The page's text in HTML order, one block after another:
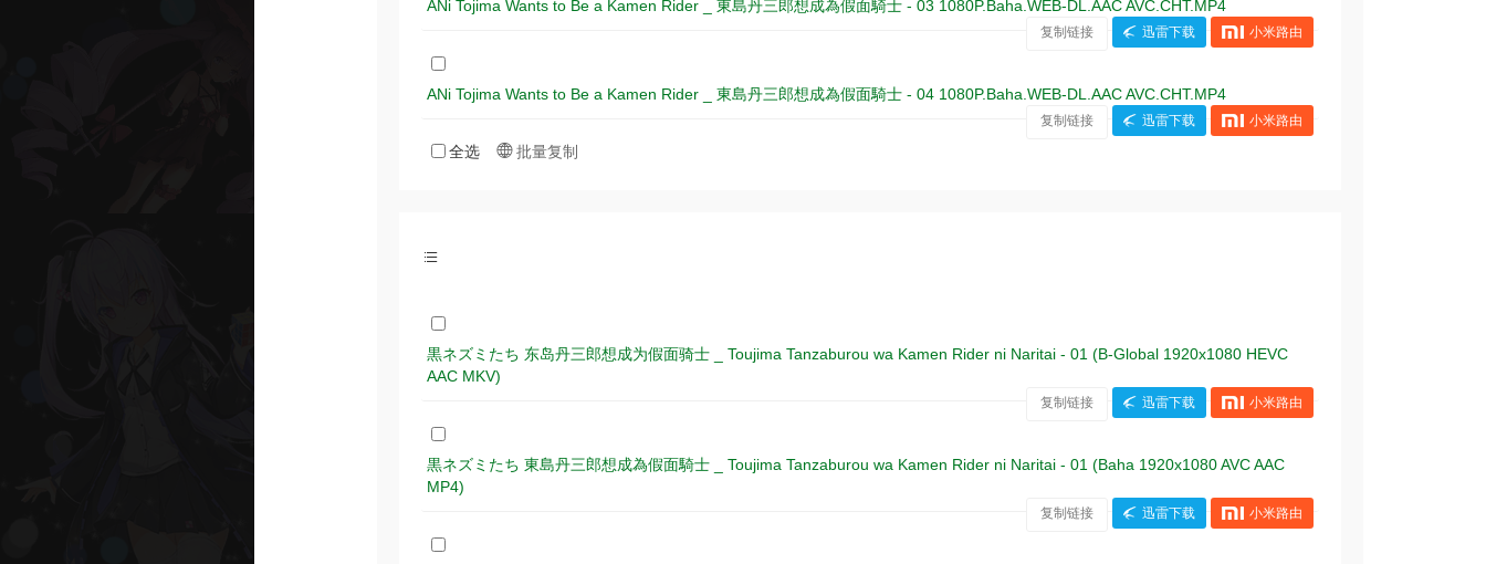
ANi Tojima Wants to Be a Kamen Rider _ 東島丹三郎想成為假面騎士 - 03 1080P.Baha.WEB-DL.AAC AVC.CHT.MP4
复制链接 迅雷下载 小米路由
ANi Tojima Wants to Be a Kamen Rider _ 東島丹三郎想成為假面騎士 - 04 1080P.Baha.WEB-DL.AAC AVC.CHT.MP4
复制链接 迅雷下载 小米路由
全选 批量复制
黒ネズミたち 东岛丹三郎想成为假面骑士 _ Toujima Tanzaburou wa Kamen Rider ni Naritai - 01 (B-Global 1920x1080 HEVC
AAC MKV)
复制链接 迅雷下载 小米路由
黒ネズミたち 東島丹三郎想成為假面騎士 _ Toujima Tanzaburou wa Kamen Rider ni Naritai - 01 (Baha 1920x1080 AVC AAC
MP4)
复制链接 迅雷下载 小米路由